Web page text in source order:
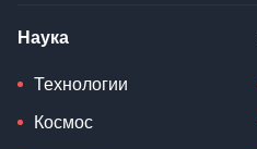
Наука
Технологии
Космос